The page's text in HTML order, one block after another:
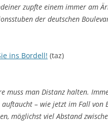
zupfte einem immer am
der deutschen
ins Bordell! (taz)
muss man Distanz halten.
auftaucht – wie jetzt im Fall von
möglichst viel Abstand